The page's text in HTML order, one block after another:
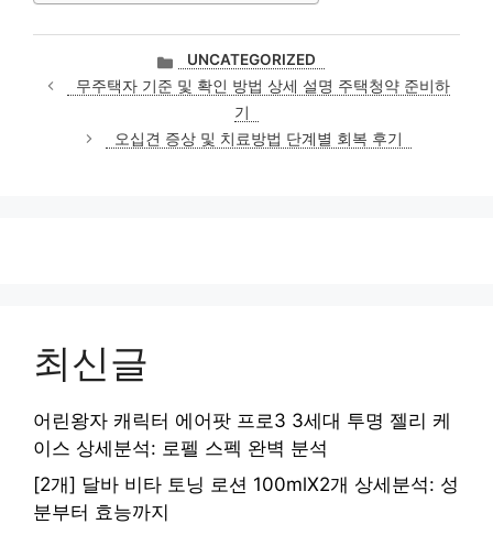
카
테
고
UNCATEGORIZED
무주택자 기준 및 확인 방법 상세 설명 주택청약 준비하
기
오십견 증상 및 치료방법 단계별 회복 후기
최신글
어린왕자 캐릭터 에어팟 프로3 3세대 투명 젤리 케
이스 상세분석: 로펠 스펙 완벽 분석
[2개] 달바 비타 토닝 로션 100mlX2개 상세분석: 성
분부터 효능까지